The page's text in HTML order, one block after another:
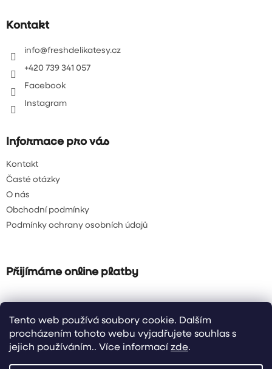
Tento web používá soubory cookie. Dalším
procházením tohoto webu vyjadřujete souhlas s
jejich používáním.. Více informací zde.
aKontakt
info@freshdelikatesy.cz
+420 739 341 057
Facebook
Instagram
Informace pro vás
Kontakt
Časté otázky
O nás
Obchodní podmínky
Podmínky ochrany osobních údajů
Přijímáme online platby